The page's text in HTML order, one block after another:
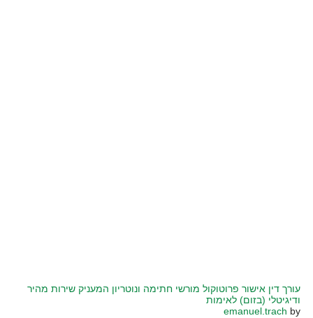
עורך דין אישור פרוטוקול מורשי חתימה ונוטריון המעניק שירות מהיר
ודיגיטלי (בזום) לאימות
by
emanuel.trach